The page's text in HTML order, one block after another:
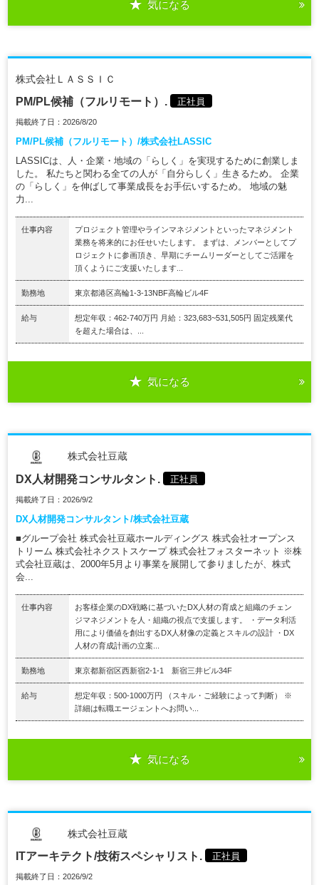
気になる
株式会社ＬＡＳＳＩＣ
PM/PL候補（フルリモート）. 正社員
掲載終了日：2026/8/20
PM/PL候補（フルリモート）/株式会社LASSIC
LASSICは、人・企業・地域の「らしく」を実現するために創業しま
した。 私たちと関わる全ての人が「自分らしく」生きるため。 企業
の「らしく」を伸ばして事業成長をお手伝いするため。 地域の魅
力...
仕事内容
プロジェクト管理やラインマネジメントといったマネジメント
業務を将来的にお任せいたします。 まずは、メンバーとしてプ
ロジェクトに参画頂き、早期にチームリーダーとしてご活躍を
頂くようにご支援いたします...
勤務地 東京都港区高輪1-3-13NBF高輪ビル4F
給与
想定年収：462-740万円 月給：323,683~531,505円 固定残業代
を超えた場合は、...
気になる
株式会社豆蔵
DX人材開発コンサルタント. 正社員
掲載終了日：2026/9/2
DX人材開発コンサルタント/株式会社豆蔵
■グループ会社 株式会社豆蔵ホールディングス 株式会社オープンス
トリーム 株式会社ネクストスケープ 株式会社フォスターネット ※株
式会社豆蔵は、2000年5月より事業を展開して参りましたが、株式
会...
仕事内容
お客様企業のDX戦略に基づいたDX人材の育成と組織のチェン
ジマネジメントを人・組織の視点で支援します。 ・データ利活
用により価値を創出するDX人材像の定義とスキルの設計 ・DX
人材の育成計画の立案...
勤務地 東京都新宿区西新宿2-1-1 新宿三井ビル34F
給与
想定年収：500-1000万円 （スキル・ご経験によって判断） ※
詳細は転職エージェントへお問い...
気になる
株式会社豆蔵
ITアーキテクト/技術スペシャリスト. 正社員
掲載終了日：2026/9/2